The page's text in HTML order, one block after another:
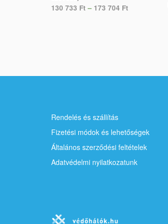
130 733 Ft – 173 704 Ft
Rendelés és szállítás
Fizetési módok és lehetőségek
Általános szerződési feltételek
Adatvédelmi nyilatkozatunk